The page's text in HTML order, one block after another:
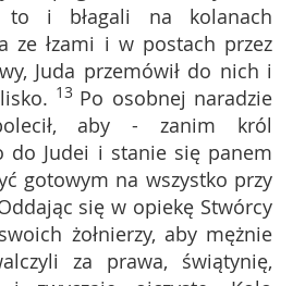
to i błagali na kolanach
ze łzami i w postach przez
Juda przemówił do nich i
13 Po osobnej naradzie
aby - zanim król
do Judei i stanie się panem
gotowym na wszystko przy
się w opiekę Stwórcy
żołnierzy, aby mężnie
za prawa, świątynię,